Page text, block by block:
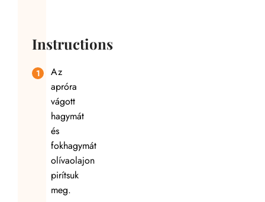
Instructions
Az
apróra
vágott
hagymát
és
fokhagymát
olívaolajon
pirítsuk
meg.